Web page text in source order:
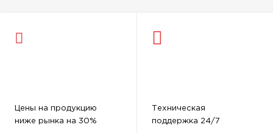
Цены на продукцию
ниже рынка на 30%
Техническая
поддержка 24/7